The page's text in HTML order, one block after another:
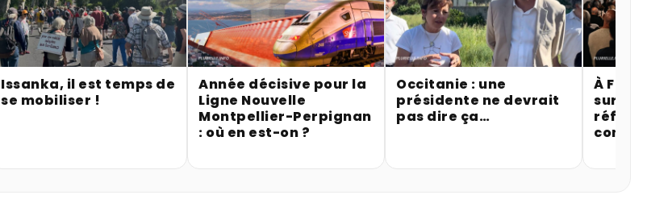
Issanka, il est temps de
se mobiliser !
Année décisive pour la
Ligne Nouvelle
Montpellier-Perpignan
: où en est-on ?
Occitanie : une
présidente ne devrait
pas dire ça…
À
sur la
contre